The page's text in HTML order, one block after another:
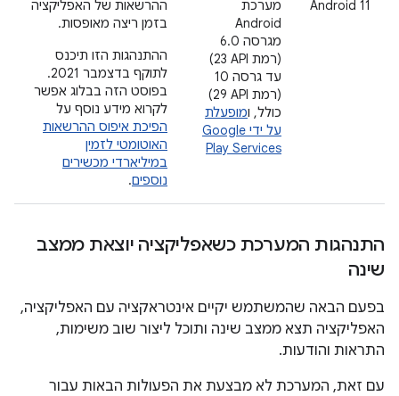
‫Android 11
מערכת
Android
מגרסה 6.0
(רמת API‏ 23)
עד גרסה 10
(רמת API‏ 29)
כולל, ומופעלת
על ידי Google
Play Services
ההרשאות של האפליקציה
בזמן ריצה מאופסות.
ההתנהגות הזו תיכנס
לתוקף בדצמבר 2021.
בפוסט הזה בבלוג אפשר
לקרוא מידע נוסף על
הפיכת איפוס ההרשאות
האוטומטי לזמין
במיליארדי מכשירים
נוספים.
התנהגות המערכת כשאפליקציה יוצאת ממצב
שינה
בפעם הבאה שהמשתמש יקיים אינטראקציה עם האפליקציה,
האפליקציה תצא ממצב שינה ותוכל ליצור שוב משימות,
התראות והודעות.
עם זאת, המערכת לא מבצעת את הפעולות הבאות עבור